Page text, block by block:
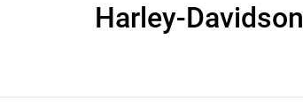
Harley-Davidson